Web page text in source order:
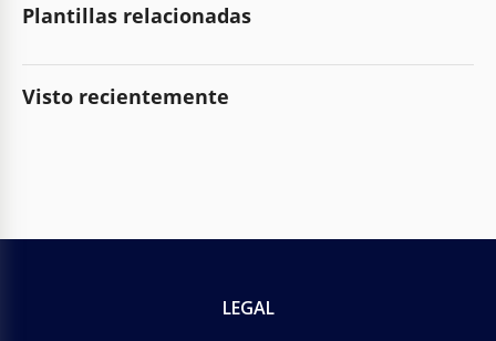
Plantillas relacionadas
Visto recientemente
LEGAL